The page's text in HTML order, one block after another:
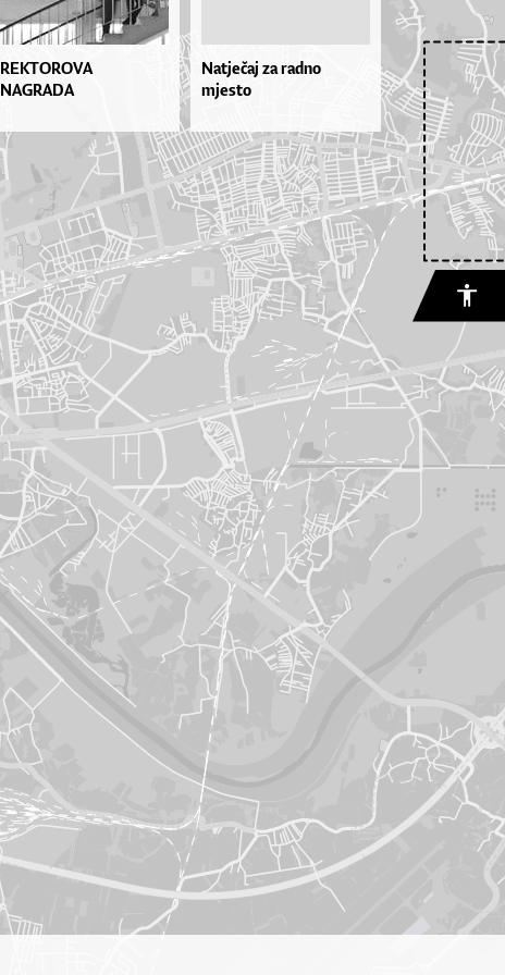
REKTOROVA
NAGRADA
Natječaj za radno
mjesto